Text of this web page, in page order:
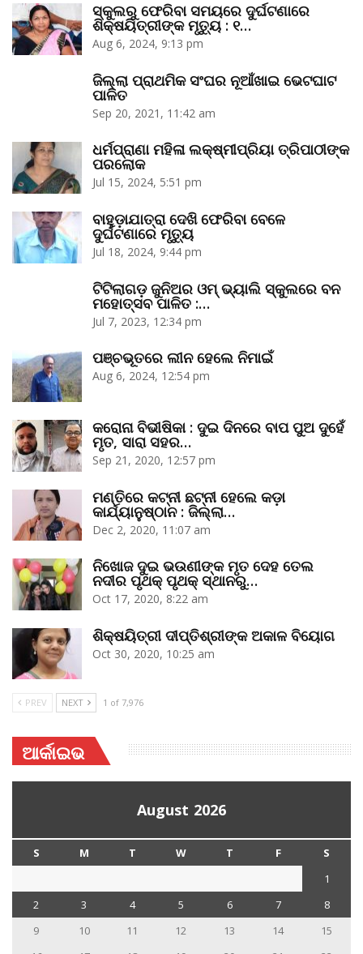
ସ୍କୁଲରୁ ଫେରିବା ସମୟରେ ଦୁର୍ଘଟଣାରେ
ଶିକ୍ଷୟିତ୍ରୀଙ୍କ ମୃତ୍ୟୁ : ୧…
Aug 6, 2024, 9:13 pm
ଜିଲ୍ଲା ପ୍ରାଥମିକ ସଂଘର ନୂଆଁଖାଇ ଭେଟଘାଟ
ପାଳିତ
Sep 20, 2021, 11:42 am
ଧର୍ମପ୍ରାଣା ମହିଳା ଲକ୍ଷ୍ମୀପ୍ରିୟା ତ୍ରିପାଠୀଙ୍କ
ପରଲୋକ
Jul 15, 2024, 5:51 pm
ବାହୁଡ଼ାଯାତ୍ରା ଦେଖି ଫେରିବା ବେଳେ
ଦୁର୍ଘଟଣାରେ ମୃତ୍ୟୁ
Jul 18, 2024, 9:44 pm
ଟିଟିଲାଗଡ଼ ଜୁନିଅର ଓମ୍‌ ଭ୍ୟାଲି ସ୍କୁଲରେ ବନ
ମହୋତ୍ସବ ପାଳିତ :…
Jul 7, 2023, 12:34 pm
ପଞ୍ଚଭୂତରେ ଲୀନ ହେଲେ ନିମାଇଁ
Aug 6, 2024, 12:54 pm
କରୋନା ବିଭୀଷିକା : ଦୁଇ ଦିନରେ ବାପ ପୁଅ ଦୁହେଁ
ମୃତ, ସାରା ସହର…
Sep 21, 2020, 12:57 pm
ମଣ୍ତିରେ କଟ୍‌ନୀ ଛଟ୍‌ନୀ ହେଲେ କଡ଼ା
କାର୍ଯ୍ୟାନୁଷ୍ଠାନ : ଜିଲ୍ଲା…
Dec 2, 2020, 11:07 am
ନିଖୋଜ ଦୁଇ ଭଉଣୀଙ୍କ ମୃତ ଦେହ ତେଲ
ନଦୀର ପୃଥକ୍‌ ପୃଥକ୍‌ ସ୍ଥାନରୁ…
Oct 17, 2020, 8:22 am
ଶିକ୍ଷୟିତ୍ରୀ ଦୀପ୍ତିଶ୍ରୀଙ୍କ ଅକାଳ ବିୟୋଗ
Oct 30, 2020, 10:25 am
PREV NEXT 1 of 7,976
ଆର୍କାଇଭ
August 2026
S M T W T F
S
1
2
3 4 5 6 7
8
9
10 11 12 13 14
15